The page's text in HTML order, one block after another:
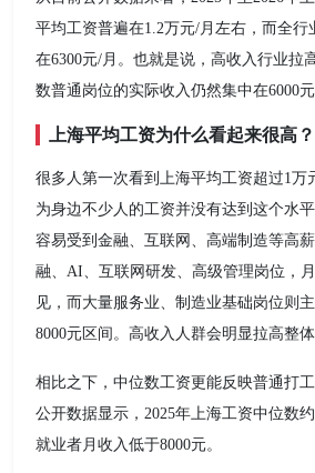
平均工资普遍在1.2万元/月左右，而全行
在6300元/月。也就是说，高收入行业拉
数普通岗位的实际收入仍然集中在6000元
上海平均工资为什么看起来很高？
很多人第一次看到上海平均工资超过1万
为身边不少人的工资并没有达到这个水
容易受到金融、互联网、高端制造等高
融、AI、互联网研发、高级管理岗位，
见，而大量服务业、制造业基础岗位则
8000元区间。高收入人群会明显拉高整体
相比之下，中位数工资更能反映普通打
公开数据显示，2025年上海工资中位数
就业者月收入低于8000元。